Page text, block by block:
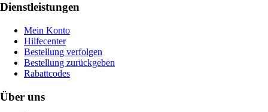
Dienstleistungen
Mein Konto
Hilfecenter
Bestellung verfolgen
Bestellung zurückgeben
Rabattcodes
Über uns